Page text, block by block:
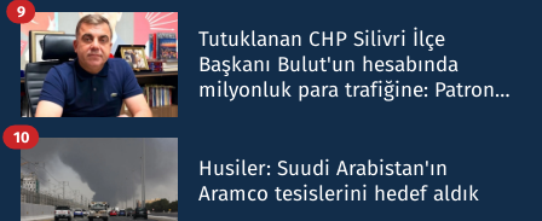
Tutuklanan CHP Silivri İlçe
Başkanı Bulut'un hesabında
milyonluk para trafiğine: Patron
9
Husiler: Suudi Arabistan'ın
Aramco tesislerini hedef aldık
10